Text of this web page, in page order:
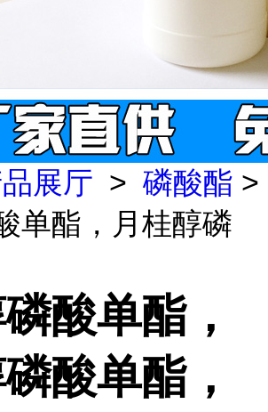
展厅 > 磷酸酯 >
单酯，月桂醇磷
酸单酯，
酸单酯，